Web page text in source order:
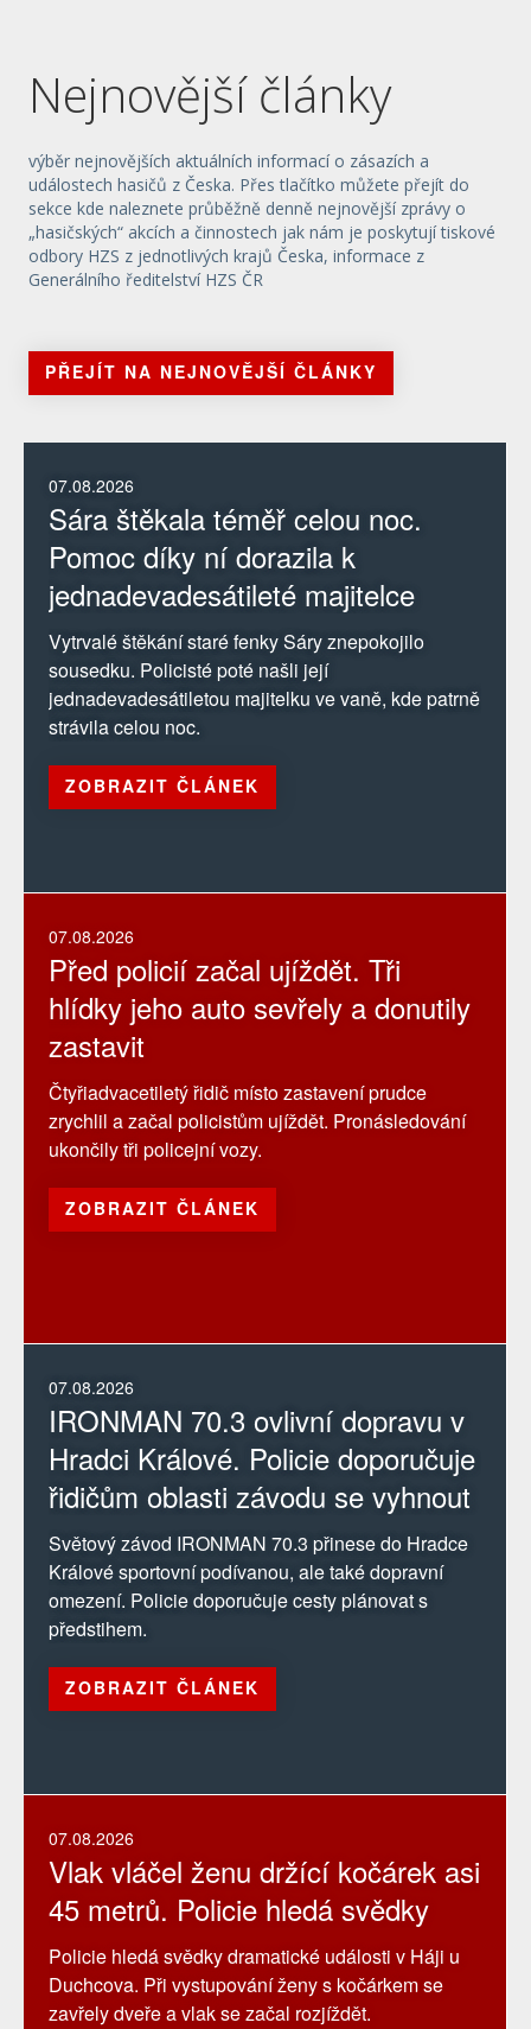
Nejnovější články
výběr nejnovějších aktuálních informací o zásazích a
událostech hasičů z Česka. Přes tlačítko můžete přejít do
sekce kde naleznete průběžně denně nejnovější zprávy o
„hasičských“ akcích a činnostech jak nám je poskytují tiskové
odbory HZS z jednotlivých krajů Česka, informace z
Generálního ředitelství HZS ČR
PŘEJÍT NA NEJNOVĚJŠÍ ČLÁNKY
07.08.2026
Sára štěkala téměř celou noc.
Pomoc díky ní dorazila k
jednadevadesátileté majitelce
Vytrvalé štěkání staré fenky Sáry znepokojilo
sousedku. Policisté poté našli její
jednadevadesátiletou majitelku ve vaně, kde patrně
strávila celou noc.
ZOBRAZIT ČLÁNEK
07.08.2026
IRONMAN 70.3 ovlivní dopravu v
Hradci Králové. Policie doporučuje
řidičům oblasti závodu se vyhnout
Světový závod IRONMAN 70.3 přinese do Hradce
Králové sportovní podívanou, ale také dopravní
omezení. Policie doporučuje cesty plánovat s
předstihem.
ZOBRAZIT ČLÁNEK
07.08.2026
Vlak vláčel ženu držící kočárek asi
45 metrů. Policie hledá svědky
Policie hledá svědky dramatické události v Háji u
Duchcova. Při vystupování ženy s kočárkem se
zavřely dveře a vlak se začal rozjíždět.
07.08.2026
Před policií začal ujíždět. Tři
hlídky jeho auto sevřely a donutily
zastavit
Čtyřiadvacetiletý řidič místo zastavení prudce
zrychlil a začal policistům ujíždět. Pronásledování
ukončily tři policejní vozy.
ZOBRAZIT ČLÁNEK